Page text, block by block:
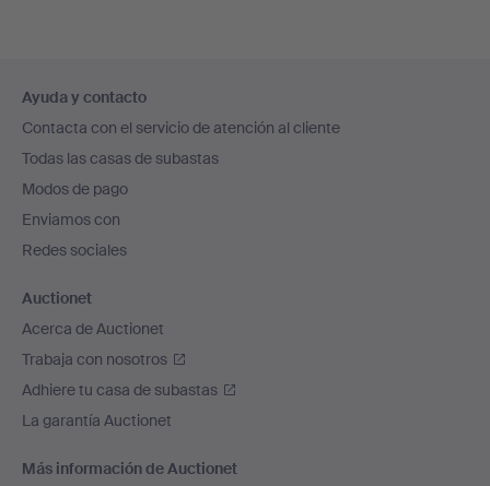
en
el
pie
de
página
Ayuda y contacto
Contacta con el servicio de atención al cliente
Todas las casas de subastas
Modos de pago
Enviamos con
Redes sociales
Auctionet
Acerca de Auctionet
Trabaja con nosotros
Adhiere tu casa de subastas
La garantía Auctionet
Más información de Auctionet